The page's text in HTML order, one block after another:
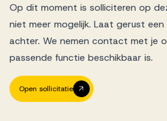
Op dit moment is solliciteren op
niet meer mogelijk. Laat gerust een
achter. We nemen contact met je
passende functie beschikbaar is.
Open sollicitatie